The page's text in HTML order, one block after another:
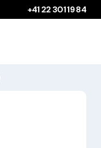
+41 22 301 19 84